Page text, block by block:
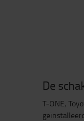
De
T-ONE,